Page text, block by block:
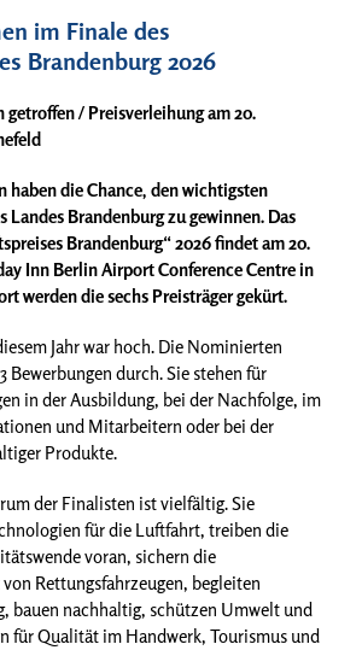
im Finale des
Brandenburg 2026
getroffen / Preisverleihung am 20.
haben die Chance, den wichtigsten
Landes Brandenburg zu gewinnen. Das
Brandenburg“ 2026 findet am 20.
Inn Berlin Airport Conference Centre in
werden die sechs Preisträger gekürt.
Jahr war hoch. Die Nominierten
Bewerbungen durch. Sie stehen für
in der Ausbildung, bei der Nachfolge, im
und Mitarbeitern oder bei der
Produkte.
der Finalisten ist vielfältig. Sie
für die Luftfahrt, treiben die
voran, sichern die
Rettungsfahrzeugen, begleiten
bauen nachhaltig, schützen Umwelt und
für Qualität im Handwerk, Tourismus und